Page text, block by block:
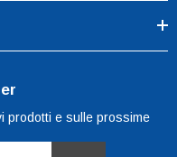
prodotti e sulle prossime